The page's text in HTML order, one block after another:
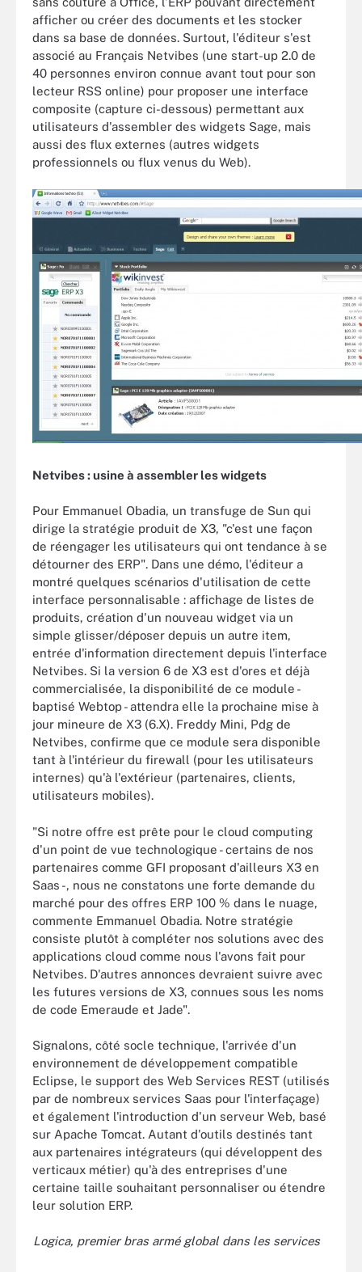
afficher ou créer des documents et les stocker
dans sa base de données. Surtout, l'éditeur s'est
associé au Français Netvibes (une start-up 2.0 de
40 personnes environ connue avant tout pour son
lecteur RSS online) pour proposer une interface
composite (capture ci-dessous) permettant aux
utilisateurs d'assembler des widgets Sage, mais
aussi des flux externes (autres widgets
professionnels ou flux venus du Web).
Netvibes : usine à assembler les widgets
Pour Emmanuel Obadia, un transfuge de Sun qui
dirige la stratégie produit de X3, "c'est une façon
de réengager les utilisateurs qui ont tendance à se
détourner des ERP". Dans une démo, l'éditeur a
montré quelques scénarios d'utilisation de cette
interface personnalisable : affichage de listes de
produits, création d'un nouveau widget via un
simple glisser/déposer depuis un autre item,
entrée d'information directement depuis l'interface
Netvibes. Si la version 6 de X3 est d'ores et déjà
commercialisée, la disponibilité de ce module -
baptisé Webtop - attendra elle la prochaine mise à
jour mineure de X3 (6.X). Freddy Mini, Pdg de
Netvibes, confirme que ce module sera disponible
tant à l'intérieur du firewall (pour les utilisateurs
internes) qu'à l'extérieur (partenaires, clients,
utilisateurs mobiles).
"Si notre offre est prête pour le cloud computing
d'un point de vue technologique - certains de nos
partenaires comme GFI proposant d'ailleurs X3 en
Saas -, nous ne constatons une forte demande du
marché pour des offres ERP 100 % dans le nuage,
commente Emmanuel Obadia. Notre stratégie
consiste plutôt à compléter nos solutions avec des
applications cloud comme nous l'avons fait pour
Netvibes. D'autres annonces devraient suivre avec
les futures versions de X3, connues sous les noms
de code Emeraude et Jade".
Signalons, côté socle technique, l'arrivée d'un
environnement de développement compatible
Eclipse, le support des Web Services REST (utilisés
par de nombreux services Saas pour l'interfaçage)
et également l'introduction d'un serveur Web, basé
sur Apache Tomcat. Autant d'outils destinés tant
aux partenaires intégrateurs (qui développent des
verticaux métier) qu'à des entreprises d'une
certaine taille souhaitant personnaliser ou étendre
leur solution ERP.
Logica, premier bras armé global dans les services